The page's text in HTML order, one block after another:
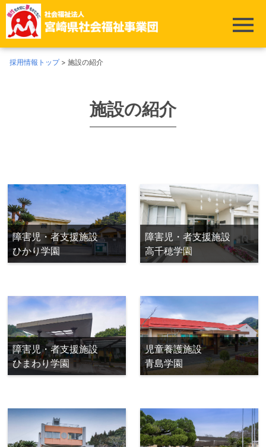
採用情報トップ> 施設の紹介
施設の紹介
障害児・者支援施設
ひかり学園
障害児・者支援施設
高千穂学園
障害児・者支援施設
ひまわり学園
児童養護施設
青島学園